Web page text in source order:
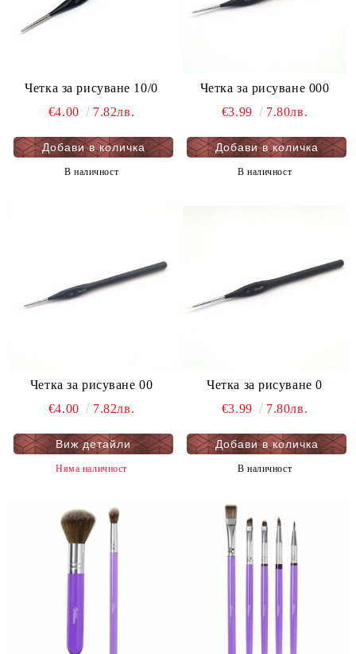
Четка за рисуване 10/0
€4.00
7.82лв.
В наличност
Четка за рисуване 000
€3.99
7.80лв.
В наличност
Четка за рисуване 00
€4.00
7.82лв.
Виж детайли
Няма наличност
Четка за рисуване 0
€3.99
7.80лв.
В наличност